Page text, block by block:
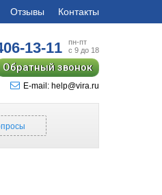
Отзывы Контакты
13-11
пн-пт
с 9 до 18
Обратный звонок
E-mail: help@vira.ru